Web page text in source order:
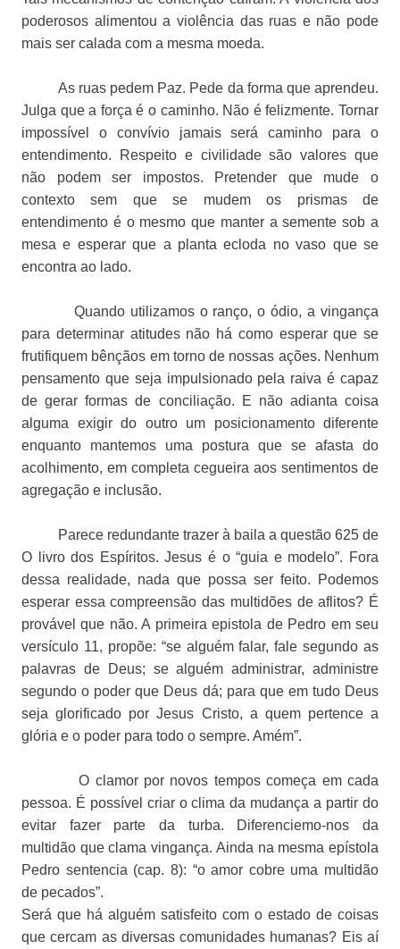
poderosos alimentou a violência das ruas e não pode
mais ser calada com a mesma moeda.
As ruas pedem Paz. Pede da forma que aprendeu.
Julga que a força é o caminho. Não é felizmente. Tornar
impossível o convívio jamais será caminho para o
entendimento. Respeito e civilidade são valores que
não podem ser impostos. Pretender que mude o
contexto sem que se mudem os prismas de
entendimento é o mesmo que manter a semente sob a
mesa e esperar que a planta ecloda no vaso que se
encontra ao lado.
Quando utilizamos o ranço, o ódio, a vingança
para determinar atitudes não há como esperar que se
frutifiquem bênçãos em torno de nossas ações. Nenhum
pensamento que seja impulsionado pela raiva é capaz
de gerar formas de conciliação. E não adianta coisa
alguma exigir do outro um posicionamento diferente
enquanto mantemos uma postura que se afasta do
acolhimento, em completa cegueira aos sentimentos de
agregação e inclusão.
Parece redundante trazer à baila a questão 625 de
O livro dos Espíritos. Jesus é o “guia e modelo”. Fora
dessa realidade, nada que possa ser feito. Podemos
esperar essa compreensão das multidões de aflitos? É
provável que não. A primeira epistola de Pedro em seu
versículo 11, propõe: “se alguém falar, fale segundo as
palavras de Deus; se alguém administrar, administre
segundo o poder que Deus dá; para que em tudo Deus
seja glorificado por Jesus Cristo, a quem pertence a
glória e o poder para todo o sempre. Amém”.
O clamor por novos tempos começa em cada
pessoa. É possível criar o clima da mudança a partir do
evitar fazer parte da turba. Diferenciemo-nos da
multidão que clama vingança. Ainda na mesma epístola
Pedro sentencia (cap. 8): “o amor cobre uma multidão
de pecados”.
Será que há alguém satisfeito com o estado de coisas
que cercam as diversas comunidades humanas? Eis aí